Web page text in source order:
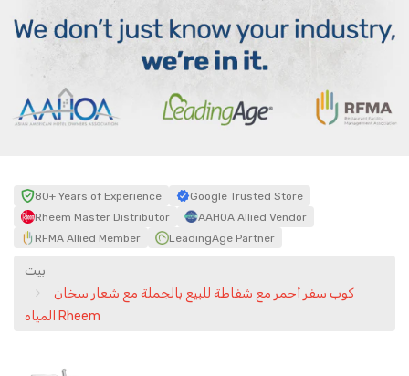
80+ Years of Experience
Google Trusted Store
Rheem Master Distributor
AAHOA Allied Vendor
RFMA Allied Member
LeadingAge Partner
بيت
كوب سفر أحمر مع شفاطة للبيع بالجملة مع شعار سخان
المياه Rheem